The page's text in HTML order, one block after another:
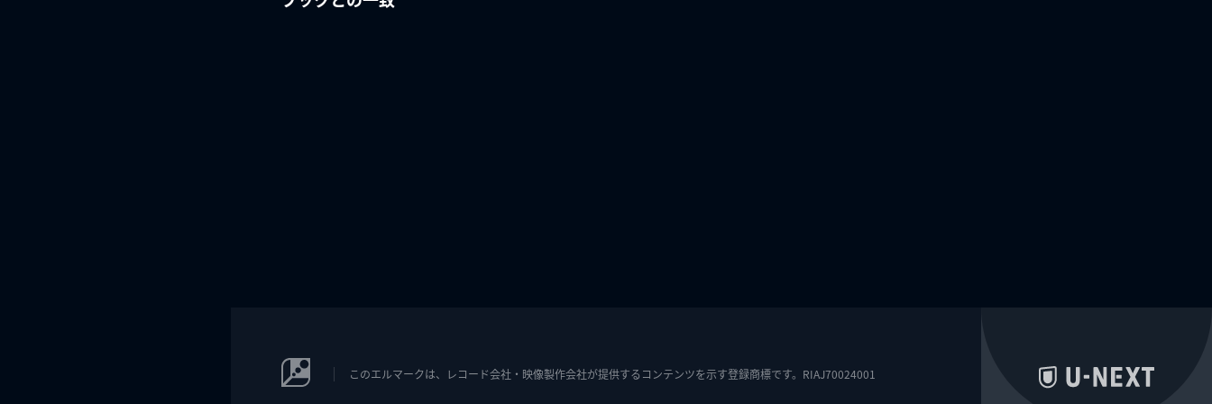
このエルマークは、レコード会社・映像製作会社が提供するコンテンツを示す登録商標です。RIAJ70024001